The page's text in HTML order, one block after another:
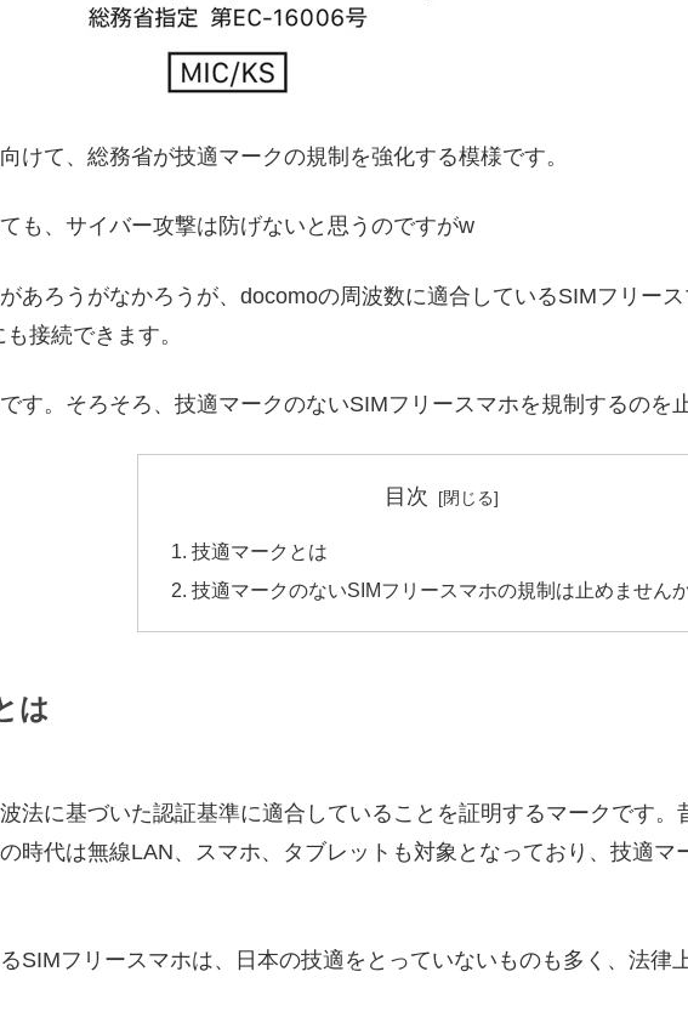
けて、総務省が技適マークの規制を強化する模様です。
も、サイバー攻撃は防げないと思うのですがw
あろうがなかろうが、docomoの周波数に適合しているSIMフリー
接続できます。
す。そろそろ、技適マークのないSIMフリースマホを規制するのを
目次
技適マークとは
技適マークのないSIMフリースマホの規制は止めません
は
法に基づいた認証基準に適合していることを証明するマークです
時代は無線LAN、スマホ、タブレットも対象となっており、技適マ
SIMフリースマホは、日本の技適をとっていないものも多く、法律